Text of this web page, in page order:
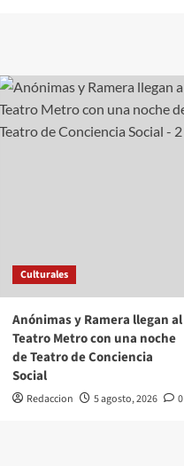
Culturales
Anónimas y Ramera llegan al
Teatro Metro con una noche
de Teatro de Conciencia
Social
Redaccion 5 agosto, 2026 0